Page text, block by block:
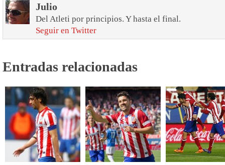
Julio
Del Atleti por principios. Y hasta el final.
Seguir en Twitter
Entradas relacionadas